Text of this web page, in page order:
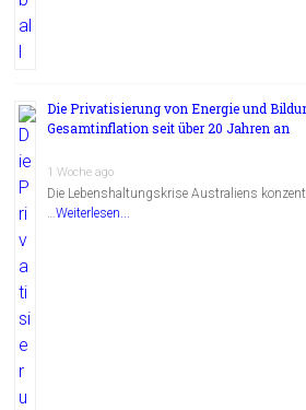
Die Privatisierung von Energie und
Gesamtinflation seit über 20 Jahren an
1 Woche ago
Die Lebenshaltungskrise Australiens
…Weiterlesen...